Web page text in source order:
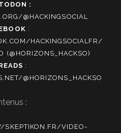
:
@HACKINGSOCIAL
:
HACKINGSOCIALFR/
(@HORIZONS_HACKSO)
:
@HORIZONS_HACKSO
:
SKEPTIKON.FR/VIDEO-